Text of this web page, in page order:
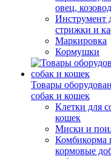
овец,
Инструмент
стрижки и
Маркировка
Кормушки
Товары
собак и кошек
Клетки для
кошек
Миски и
Комбикорма
кормовые